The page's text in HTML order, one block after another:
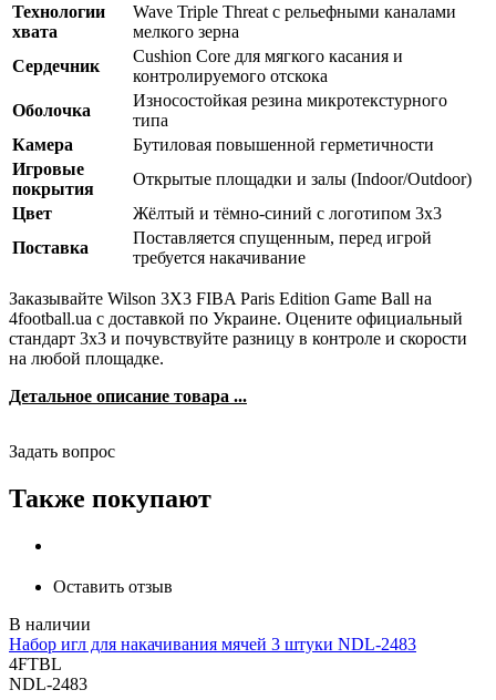
Технологии
хвата
Wave Triple Threat с рельефными каналами
мелкого зерна
Сердечник
Cushion Core для мягкого касания и
контролируемого отскока
Оболочка
Износостойкая резина микротекстурного
типа
Камера
Бутиловая повышенной герметичности
Игровые
покрытия
Открытые площадки и залы (Indoor/Outdoor)
Цвет
Жёлтый и тёмно-синий с логотипом 3x3
Поставка
Поставляется спущенным, перед игрой
требуется накачивание
Заказывайте Wilson 3X3 FIBA Paris Edition Game Ball на
4football.ua с доставкой по Украине. Оцените официальный
стандарт 3x3 и почувствуйте разницу в контроле и скорости
на любой площадке.
Детальное описание товара ...
Задать вопрос
Также покупают
Оставить отзыв
Набор игл для накачивания мячей 3 штуки NDL-2483
4FTBL
NDL-2483